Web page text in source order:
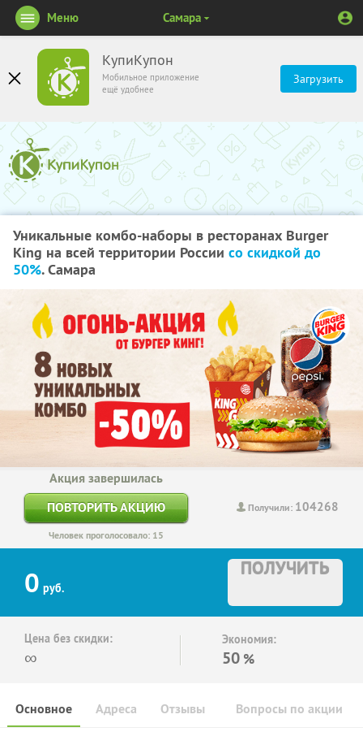
КупиКупон
Мобильное приложение
ещё удобнее
Загрузить
Меню Самара
Уникальные комбо-наборы в ресторанах Burger
King на всей территории России со скидкой до
50%. Самара
Получили: 104268
Акция завершилась
ПОВТОРИТЬ АКЦИЮ
Человек проголосовало: 15
0 руб.
ПОЛУЧИТЬ
Цена без скидки:
∞
Экономия:
50 %
Основное Отзывы Вопросы по акции
Адреса